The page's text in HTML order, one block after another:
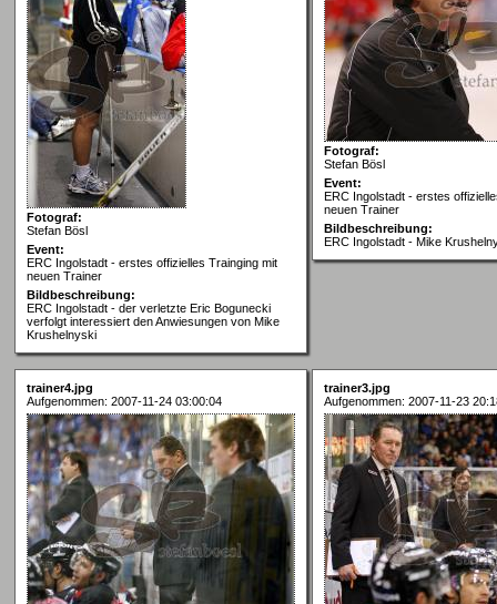
Fotograf:
Stefan Bösl
Event:
ERC Ingolstadt - erstes offizielles Trainging mit
neuen Trainer
Bildbeschreibung:
ERC Ingolstadt - der verletzte Eric Bogunecki
verfolgt interessiert den Anwiesungen von Mike
Krushelnyski
Fotograf:
Stefan Bösl
Event:
ERC Ingolstadt - erstes
neuen Trainer
Bildbeschreibung:
ERC Ingolstadt - Mike
trainer4.jpg
Aufgenommen: 2007-11-24 03:00:04
trainer3.jpg
Aufgenommen: 2007-11-23